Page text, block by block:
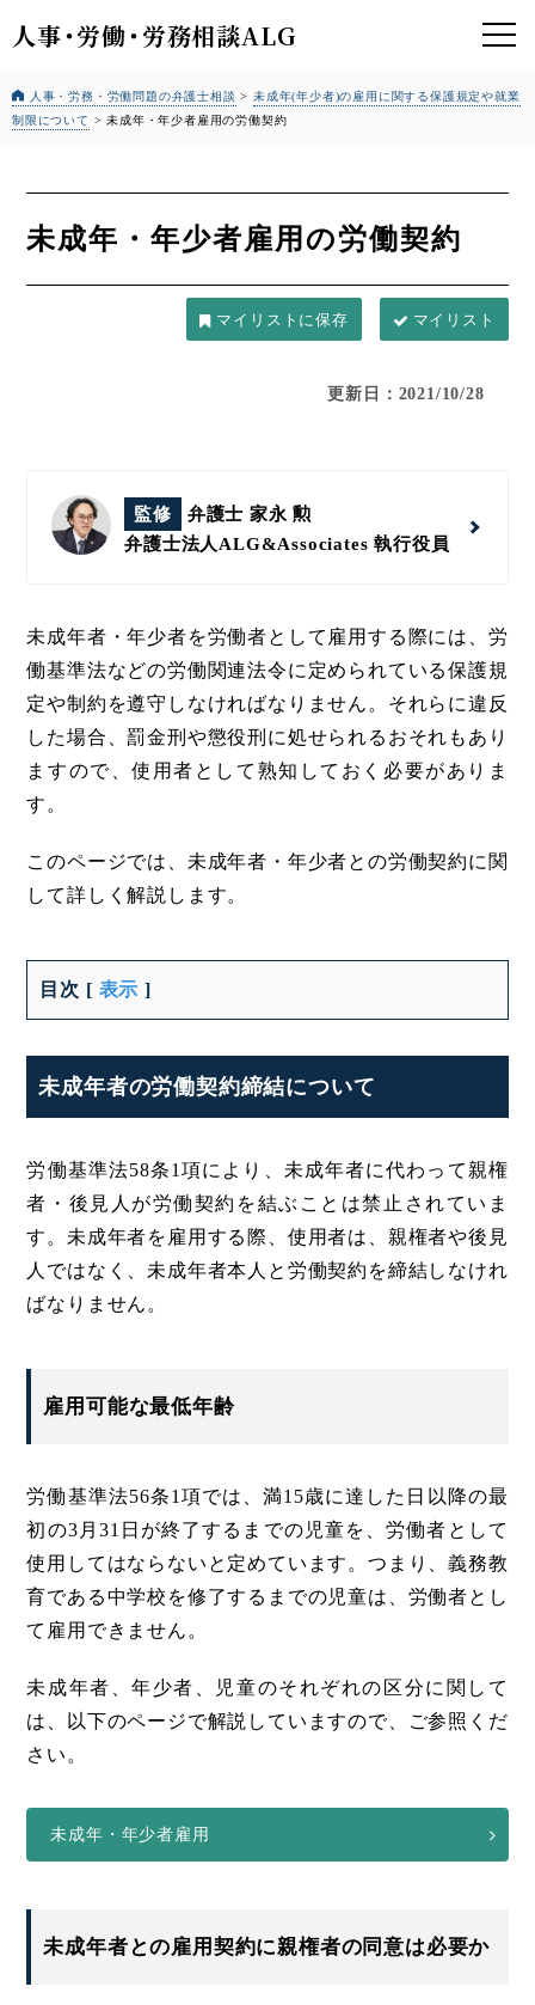
人事・労働・労務相談ALG
人事・労務・労働問題の弁護士相談 >未成年(年少者)の雇用に関する保護規定や就業
制限について >未成年・年少者雇用の労働契約
未成年・年少者雇用の労働契約
マイリスト
更新日：2021/10/28
監修
弁護士 家永 勲
弁護士法人ALG&Associates執行役員
未成年者・年少者を労働者として雇用する際には、労
働基準法などの労働関連法令に定められている保護規
定や制約を遵守しなければなりません。それらに違反
した場合、罰金刑や懲役刑に処せられるおそれもあり
ますので、使用者として熟知しておく必要がありま
す。
このページでは、未成年者・年少者との労働契約に関
して詳しく解説します。
目次 [ 表示 ]
未成年者の労働契約締結について
労働基準法58条1項により、未成年者に代わって親権
者・後見人が労働契約を結ぶことは禁止されていま
す。未成年者を雇用する際、使用者は、親権者や後見
人ではなく、未成年者本人と労働契約を締結しなけれ
ばなりません。
雇用可能な最低年齢
労働基準法56条1項では、満15歳に達した日以降の最
初の3月31日が終了するまでの児童を、労働者として
使用してはならないと定めています。つまり、義務教
育である中学校を修了するまでの児童は、労働者とし
て雇用できません。
未成年者、年少者、児童のそれぞれの区分に関して
は、以下のページで解説していますので、ご参照くだ
さい。
未成年・年少者雇用
未成年者との雇用契約に親権者の同意は必要か